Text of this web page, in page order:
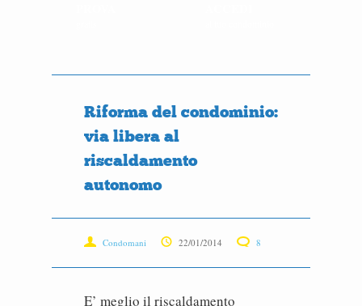
Riforma del condominio:
via libera al
riscaldamento
autonomo
Condomani 22/01/2014 8
E’ meglio il riscaldamento